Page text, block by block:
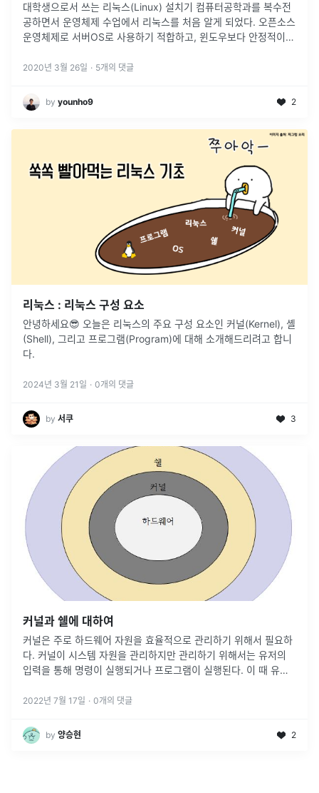
대학생으로서 쓰는 리눅스(Linux) 설치기 컴퓨터공학과를 복수전
공하면서 운영체제 수업에서 리눅스를 처음 알게 되었다. 오픈소스
운영체제로 서버OS로 사용하기 적합하고, 윈도우보다 안정적이고
2020년 3월 26일 · 5개의 댓글
by younho9 2
리눅스 : 리눅스 구성 요소
안녕하세요😎 오늘은 리눅스의 주요 구성 요소인 커널(Kernel), 셸
(Shell), 그리고 프로그램(Program)에 대해 소개해드리려고 합니
다.
2024년 3월 21일 · 0개의 댓글
by 서쿠 3
커널과 쉘에 대하여
커널은 주로 하드웨어 자원을 효율적으로 관리하기 위해서 필요하
다. 커널이 시스템 자원을 관리하지만 관리하기 위해서는 유저의
입력을 통해 명령이 실행되거나 프로그램이 실행된다. 이 때 유저
의 역할이다. -...
2022년 7월 17일 · 0개의 댓글
by 양승현 2